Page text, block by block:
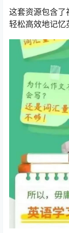
这套资源包含了
轻松高效地记忆